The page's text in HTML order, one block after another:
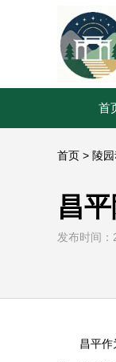
首
首页 > 陵
昌
发布时间
昌平